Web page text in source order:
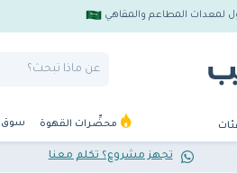
لمعدات المطاعم والمقاهي
محضِّرات القهوة سوق
تجهز مشروع؟ تكلم معنا